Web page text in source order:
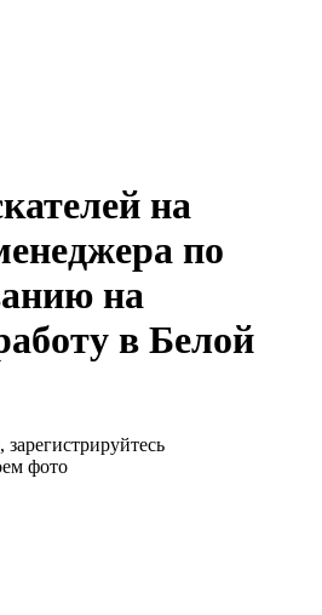
на
по
на
в Белой
фото